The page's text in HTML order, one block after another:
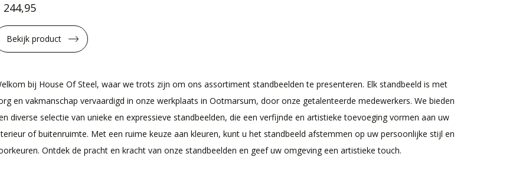
244,95
Bekijk product
bij House Of Steel, waar we trots zijn om ons assortiment standbeelden te presenteren. Elk standbeeld is met
en vakmanschap vervaardigd in onze werkplaats in Ootmarsum, door onze getalenteerde medewerkers. We bieden
diverse selectie van unieke en expressieve standbeelden, die een verfijnde en artistieke toevoeging vormen aan uw
of buitenruimte. Met een ruime keuze aan kleuren, kunt u het standbeeld afstemmen op uw persoonlijke stijl en
Ontdek de pracht en kracht van onze standbeelden en geef uw omgeving een artistieke touch.